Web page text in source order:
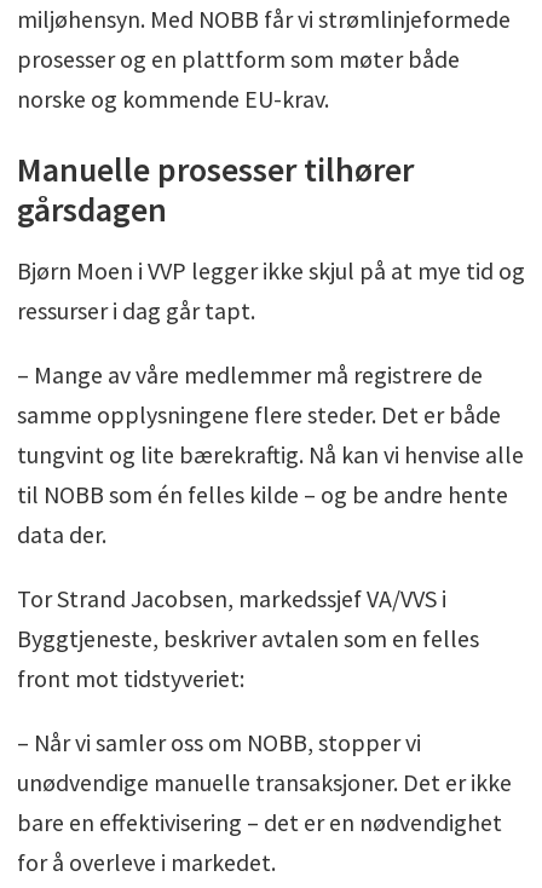
miljøhensyn. Med NOBB får vi strømlinjeformede
prosesser og en plattform som møter både
norske og kommende EU-krav.
Manuelle prosesser tilhører
gårsdagen
Bjørn Moen i VVP legger ikke skjul på at mye tid og
ressurser i dag går tapt.
– Mange av våre medlemmer må registrere de
samme opplysningene flere steder. Det er både
tungvint og lite bærekraftig. Nå kan vi henvise alle
til NOBB som én felles kilde – og be andre hente
data der.
Tor Strand Jacobsen, markedssjef VA/VVS i
Byggtjeneste, beskriver avtalen som en felles
front mot tidstyveriet:
– Når vi samler oss om NOBB, stopper vi
unødvendige manuelle transaksjoner. Det er ikke
bare en effektivisering – det er en nødvendighet
for å overleve i markedet.